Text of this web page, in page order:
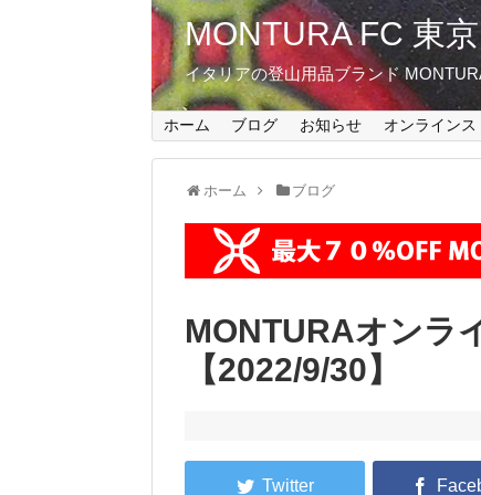
MONTURA FC 東
イタリアの登山用品ブランド
ホーム ブログ お知らせ オンラインス
ホーム ブログ
MONTURAオンラ
【2022/9/30】